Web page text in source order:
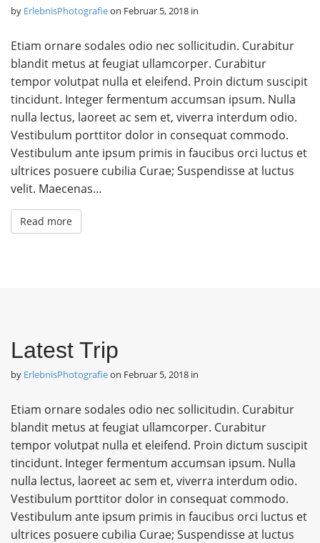
by ErlebnisPhotografieon Februar 5, 2018 in
Etiam ornare sodales odio nec sollicitudin. Curabitur
blandit metus at feugiat ullamcorper. Curabitur
tempor volutpat nulla et eleifend. Proin dictum suscipit
tincidunt. Integer fermentum accumsan ipsum. Nulla
nulla lectus, laoreet ac sem et, viverra interdum odio.
Vestibulum porttitor dolor in consequat commodo.
Vestibulum ante ipsum primis in faucibus orci luctus et
ultrices posuere cubilia Curae; Suspendisse at luctus
velit. Maecenas…
Read more
Latest Trip
by ErlebnisPhotografieon Februar 5, 2018 in
Etiam ornare sodales odio nec sollicitudin. Curabitur
blandit metus at feugiat ullamcorper. Curabitur
tempor volutpat nulla et eleifend. Proin dictum suscipit
tincidunt. Integer fermentum accumsan ipsum. Nulla
nulla lectus, laoreet ac sem et, viverra interdum odio.
Vestibulum porttitor dolor in consequat commodo.
Vestibulum ante ipsum primis in faucibus orci luctus et
ultrices posuere cubilia Curae; Suspendisse at luctus